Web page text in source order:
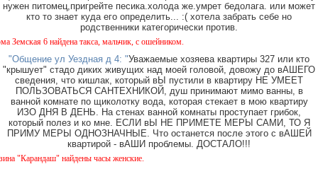
нужен питомец,пригрейте песика.холода же.умрет бедолага. или может
кто то знает куда его определить... :( хотела забрать себе но
родственники категорически против.
6 найдена такса, мальчик, с ошейником.
"Общение ул Уездная д 4: "Уважаемые хозяева квартиры 327 или кто
"крышует" стадо диких живущих над моей головой, довожу до вАШЕГО
сведения, что кишлак, который вЫ пустили в квартиру НЕ УМЕЕТ
ПОЛЬЗОВАТЬСЯ САНТЕХНИКОЙ, душ принимают мимо ванны, в
ванной комнате по щиколотку вода, которая стекает в мою квартиру
ИЗО ДНЯ В ДЕНЬ. На стенах ванной комнаты проступает грибок,
который полез и ко мне. ЕСЛИ вЫ НЕ ПРИМЕТЕ МЕРЫ САМИ, ТО Я
ПРИМУ МЕРЫ ОДНОЗНАЧНЫЕ. Что останется после этого с вАШЕЙ
квартирой - вАШИ проблемы. ДОСТАЛО!!!
найдены часы женские.